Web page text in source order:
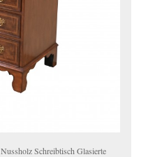
Schreibtisch Glasierte